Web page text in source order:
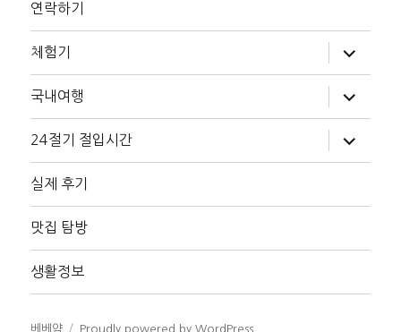
연락하기
체험기
위
메
확
장
국내여행
위
메
확
장
24절기 절입시간
위
메
장
실제 후기
맛집 탐방
생활정보
베베얌 Proudly powered by WordPress